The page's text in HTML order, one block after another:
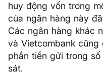
huy động vốn trong
của ngân hàng này
Các ngân hàng khác
và Vietcombank
phần tiền gửi trong
sát.